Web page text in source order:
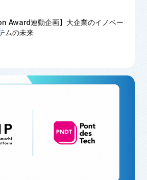
Award連動企画】大企業のイノベー
ムの未来